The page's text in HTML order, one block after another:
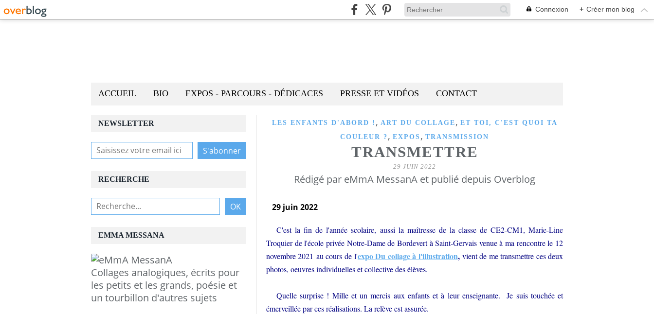
Connexion + Créer mon blog
ACCUEIL BIO EXPOS - PARCOURS - DÉDICACES PRESSE ET VIDÉOS CONTACT
LES ENFANTS D'ABORD ! , ART DU COLLAGE , ET TOI, C'EST QUOI TA
COULEUR ? , EXPOS , TRANSMISSION
TRANSMETTRE
29 JUIN 2022
Rédigé par eMmA MessanA et publié depuis Overblog
29 juin 2022
C'est la fin de l'année scolaire, aussi la maîtresse de la classe de CE2-CM1, Marie-Line
Troquier de l'école privée Notre-Dame de Bordevert à Saint-Gervais venue à ma rencontrele 12
novembre 2021 au cours de l'expo Du collage à l'illustration,vient de me transmettre ces deux
photos, oeuvres individuelles et collective des élèves.
Quelle surprise ! Mille et un mercis aux enfants et à leur enseignante. Je suis touchée et
émerveillée par ces réalisations. La relève est assurée.
NEWSLETTER
RECHERCHE
EMMA MESSANA
Collages analogiques, écrits pour
les petits et les grands, poésie et
un tourbillon d'autres sujets